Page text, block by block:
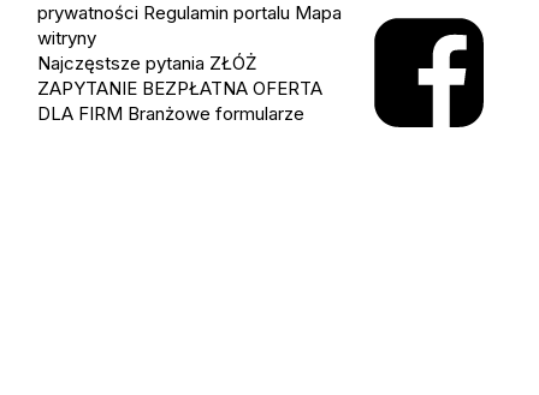
prywatności Regulamin portalu Mapa
witryny
Najczęstsze pytania ZŁÓŻ
ZAPYTANIE BEZPŁATNA OFERTA
DLA FIRM Branżowe formularze